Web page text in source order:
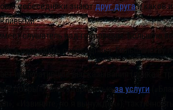
собеседники знаютдруг другаи каков
имеет слушатель над говорящим. Большую
риск навредить собеседнику.
императивные высказывания (приказ,
добры»), благодарностьюза услуги
«Извините, но я вынужден»),